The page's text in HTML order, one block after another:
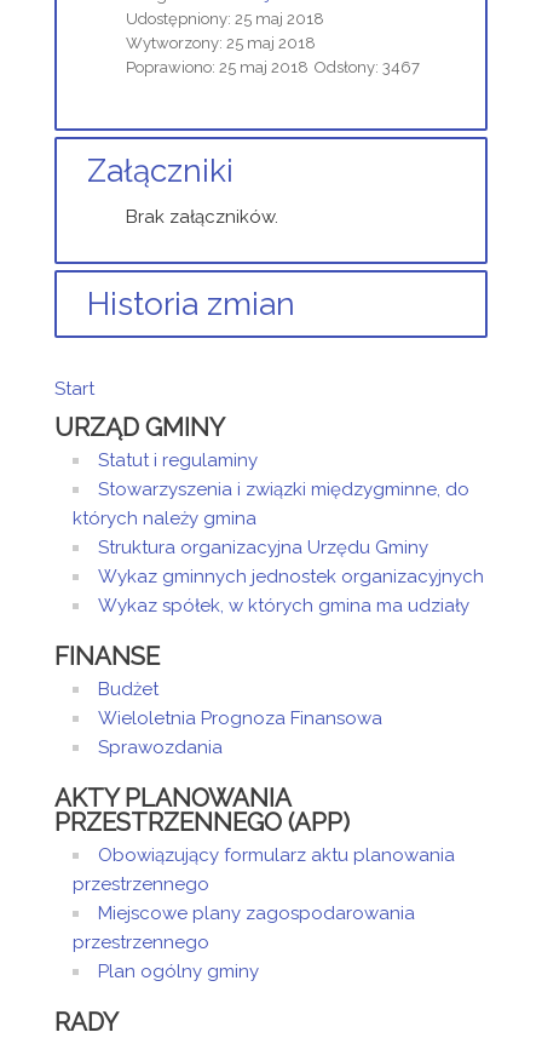
Udostępniony: 25 maj 2018
Wytworzony: 25 maj 2018
Poprawiono: 25 maj 2018 Odsłony: 3467
Załączniki
Brak załączników.
Historia zmian
został
utworzony.
25 maj
2018
Artykuł
został
zmieniony.
piątek,
25 maj
Administrator
Strony
Artykuł
został
zmieniony.
piątek,
21:42
Administrator
Start
URZĄD GMINY
Statut i regulaminy
Stowarzyszenia i związki międzygminne, do
których należy gmina
Struktura organizacyjna Urzędu Gminy
Wykaz gminnych jednostek organizacyjnych
Wykaz spółek, w których gmina ma udziały
FINANSE
Budżet
Wieloletnia Prognoza Finansowa
Sprawozdania
AKTY PLANOWANIA
PRZESTRZENNEGO (APP)
Obowiązujący formularz aktu planowania
przestrzennego
Miejscowe plany zagospodarowania
przestrzennego
Plan ogólny gminy
RADY